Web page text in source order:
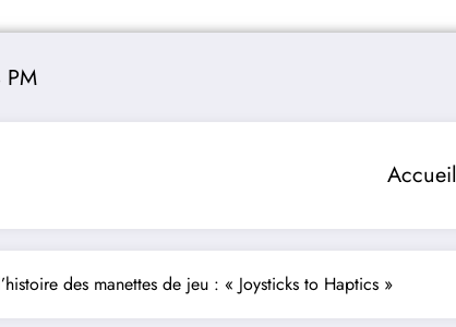
Accueil
des manettes de jeu : « Joysticks to Haptics »